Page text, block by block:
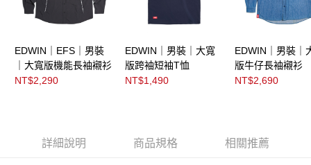
EDWIN｜EFS｜男裝
｜大寬版機能長袖襯衫
NT$2,290
EDWIN｜男裝｜大寬
版跨袖短袖T恤
NT$1,490
EDWIN｜男裝｜
版牛仔長袖襯衫
NT$2,690
詳細說明 商品規格 相關推薦